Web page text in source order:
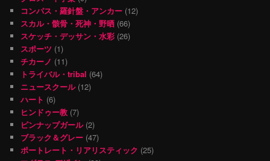
コンパス・羅針盤・アンカー (12)
スカル・骸骨・死神・野晒 (66)
スケッチ・デッサン・水彩 (26)
スポーツ (1)
チカーノ (11)
トライバル・tribal (64)
ニュースクール(12)
ハート (6)
ヒンドゥー教 (7)
ピンナップガール(2)
ブラック＆グレー (47)
ポートレート・リアリスティック (25)